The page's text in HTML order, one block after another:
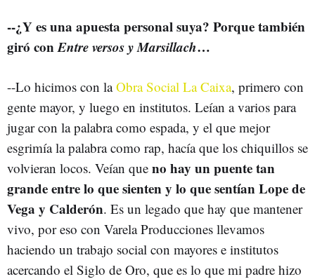
--¿Y es una apuesta personal suya? Porque también
giró conEntre versos y Marsillach…
--Lo hicimos con laObra Social La Caixa, primero con
gente mayor, y luego en institutos. Leían a varios para
jugar con la palabra como espada, y el que mejor
esgrimía la palabra como rap, hacía que los chiquillos se
volvieran locos. Veían que no hay un puente tan
grande entre lo que sienten y lo que sentían Lope de
Vega y Calderón. Es un legado que hay que mantener
vivo, por eso con Varela Producciones llevamos
haciendo un trabajo social con mayores e institutos
acercando el Siglo de Oro, que es lo que mi padre hizo